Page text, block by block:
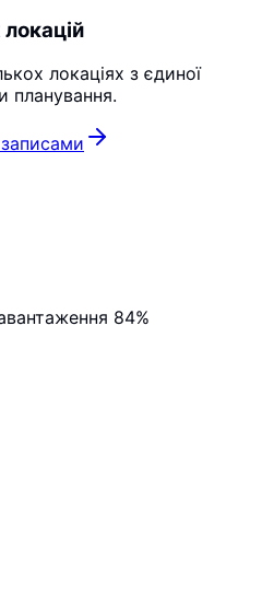
локаціях з єдиної
планування.
84%